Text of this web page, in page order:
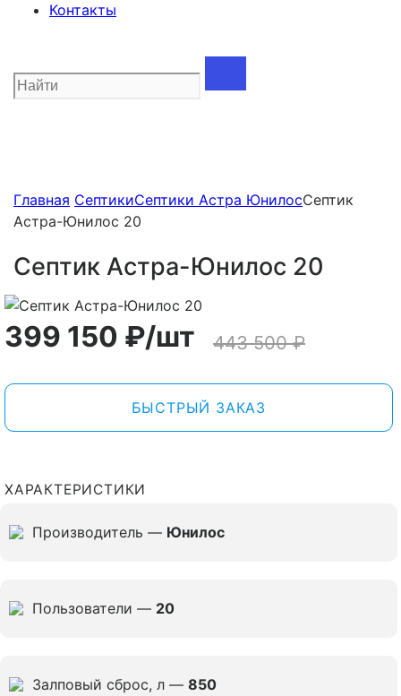
Контакты
Главная СептикиСептики Астра ЮнилосСептик
Астра-Юнилос 20
Септик Астра-Юнилос 20
399 150 ₽/шт 443 500₽
БЫСТРЫЙ ЗАКАЗ
ХАРАКТЕРИСТИКИ
Производитель — Юнилос
Пользователи — 20
Залповый сброс, л — 850